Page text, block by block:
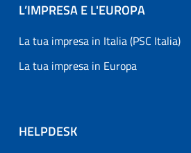
L’IMPRESA E L'EUROPA
La tua impresa in Italia (PSC Italia)
La tua impresa in Europa
HELPDESK